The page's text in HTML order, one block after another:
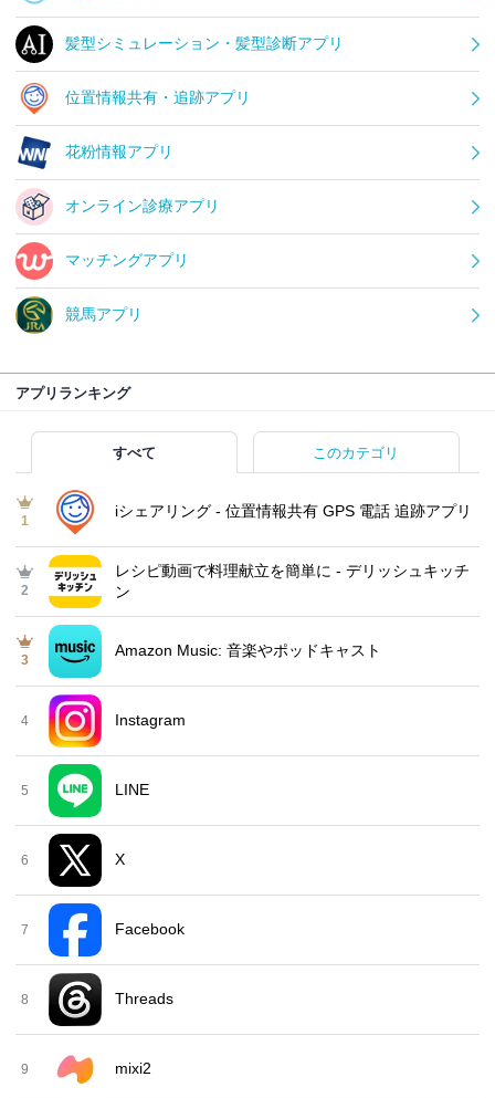
髪型シミュレーション・髪型診断アプリ
位置情報共有・追跡アプリ
花粉情報アプリ
オンライン診療アプリ
マッチングアプリ
競馬アプリ
アプリランキング
すべて このカテゴリ
1
iシェアリング - 位置情報共有 GPS 電話 追跡アプリ
2
レシピ動画で料理献立を簡単‪に - デリッシュキッチ
ン
3
Amazon Music: 音楽やポッドキャスト
4 Instagram
5 LINE
6 X
7 Facebook
8 Threads
9 mixi2